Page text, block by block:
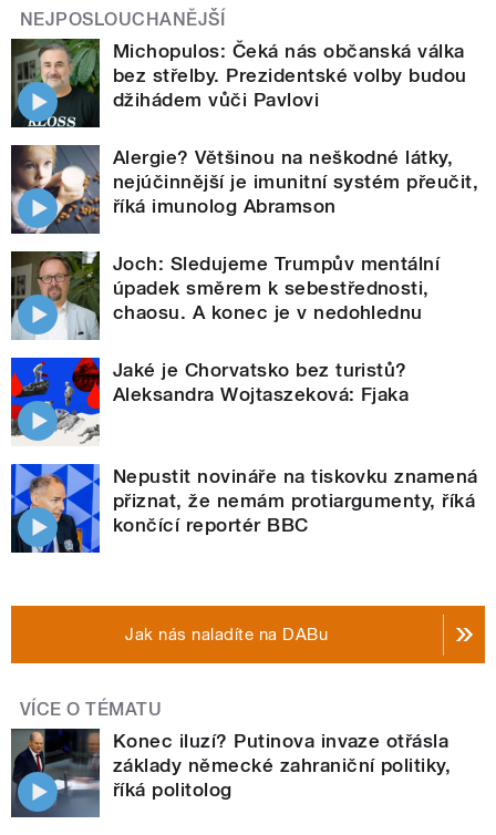
NEJPOSLOUCHANĚJŠÍ
Michopulos: Čeká nás občanská válka
bez střelby. Prezidentské volby budou
džihádem vůči Pavlovi
Alergie? Většinou na neškodné látky,
nejúčinnější je imunitní systém přeučit,
říká imunolog Abramson
Joch: Sledujeme Trumpův mentální
úpadek směrem k sebestřednosti,
chaosu. A konec je v nedohlednu
Jaké je Chorvatsko bez turistů?
Aleksandra Wojtaszeková: Fjaka
Nepustit novináře na tiskovku znamená
přiznat, že nemám protiargumenty, říká
končící reportér BBC
Jak nás naladíte na DABu
VÍCE O TÉMATU
Konec iluzí? Putinova invaze otřásla
základy německé zahraniční politiky,
říká politolog